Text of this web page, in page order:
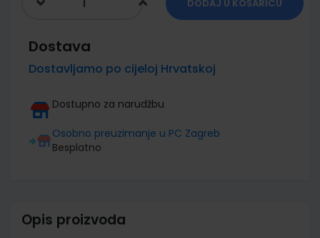
DODAJ U KOŠARICU
Dostava
Dostavljamo po cijeloj Hrvatskoj
Dostupno za narudžbu
Osobno preuzimanje u PC Zagreb
Besplatno
Opis proizvoda